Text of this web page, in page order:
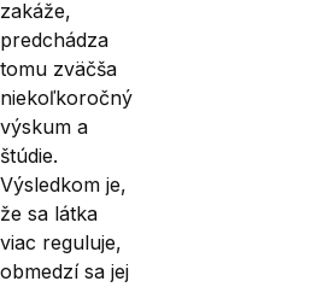
zakáže,
predchádza
tomu zväčša
niekoľko­ročný
výskum a
štúdie.
Výsledkom je,
že sa látka
viac reguluje,
obmedzí sa jej